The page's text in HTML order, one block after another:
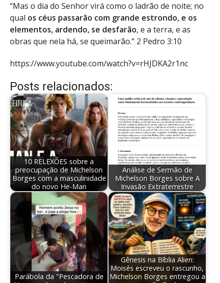
“Mas o dia do Senhor virá como o ladrão de noite; no
qual os céus passarão com grande estrondo, e os
elementos, ardendo, se desfarão, e a terra, e as
obras que nela há, se queimarão.” 2 Pedro 3:10
https://www.youtube.com/watch?v=rHJDKA2r1nc
Posts relacionados:
10 RELEXÕES sobre a
preocupação de Michelson
Borges com a masculinidade
do novo He-Man
Análise de Sermão de
Michelson Borges sobre A
Invasão Extraterrestre
Parábola da "Pescadora de
Gênesis na Bíblia Alien:
Moisés escreveu o rascunho,
Michelson Borges entregou a